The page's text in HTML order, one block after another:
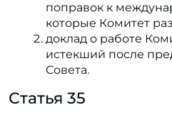
поправок к
которые Комитет
доклад о работе
истекший после
Совета.
Статья 35